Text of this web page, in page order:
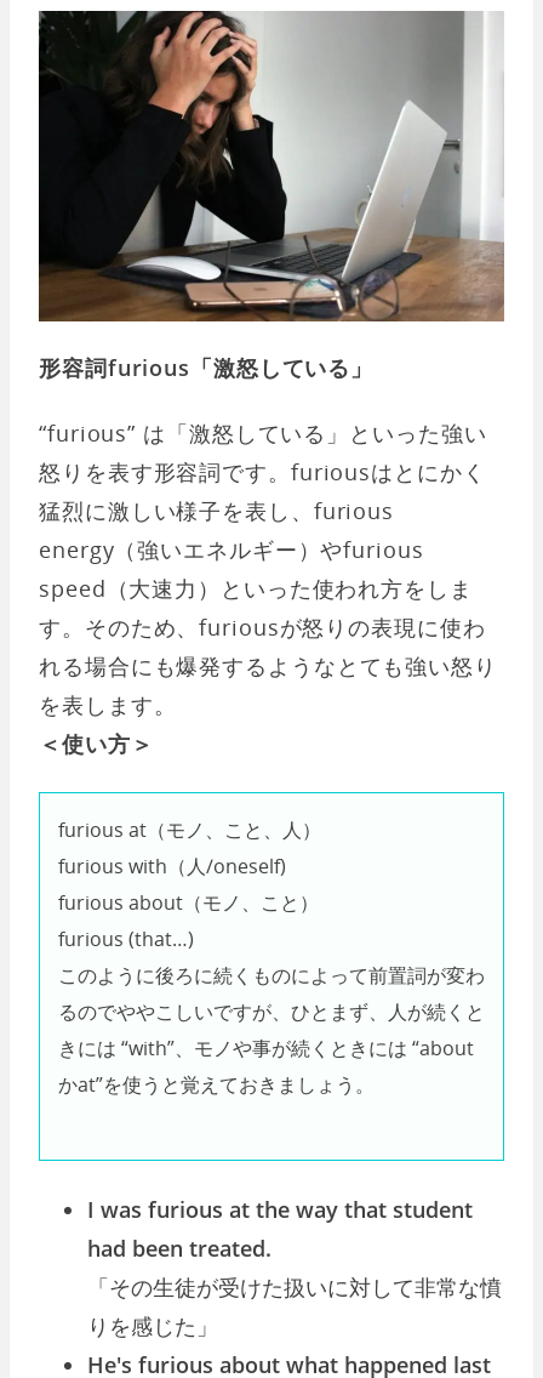
形容詞furious「激怒している」
“furious” は「激怒している」といった強い
怒りを表す形容詞です。furiousはとにかく
猛烈に激しい様子を表し、furious
energy（強いエネルギー）やfurious
speed（大速力）といった使われ方をしま
す。そのため、furiousが怒りの表現に使わ
れる場合にも爆発するようなとても強い怒り
を表します。
＜使い方＞
furious at（モノ、こと、人）
furious with（人/oneself)
furious about（モノ、こと）
furious (that…)
このように後ろに続くものによって前置詞が変わ
るのでややこしいですが、ひとまず、人が続くと
きには “with”、モノや事が続くときには “about
かat”を使うと覚えておきましょう。
I was furious at the way that student
had been treated.
「その生徒が受けた扱いに対して非常な憤
りを感じた」
He's furious about what happened last